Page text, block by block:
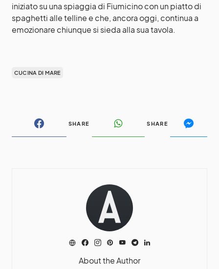
iniziato su una spiaggia di Fiumicino con un piatto di
spaghetti alle telline e che, ancora oggi, continua a
emozionare chiunque si sieda alla sua tavola.
CUCINA DI MARE
SHARE SHARE
About the Author